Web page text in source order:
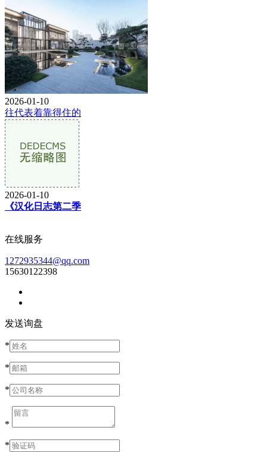
2026-01-10
往代表着靠得住的
2026-01-10
《汉化日志第二季
在线服务
1272935344@qq.com
15630122398
发送询盘
*
*
*
*
*